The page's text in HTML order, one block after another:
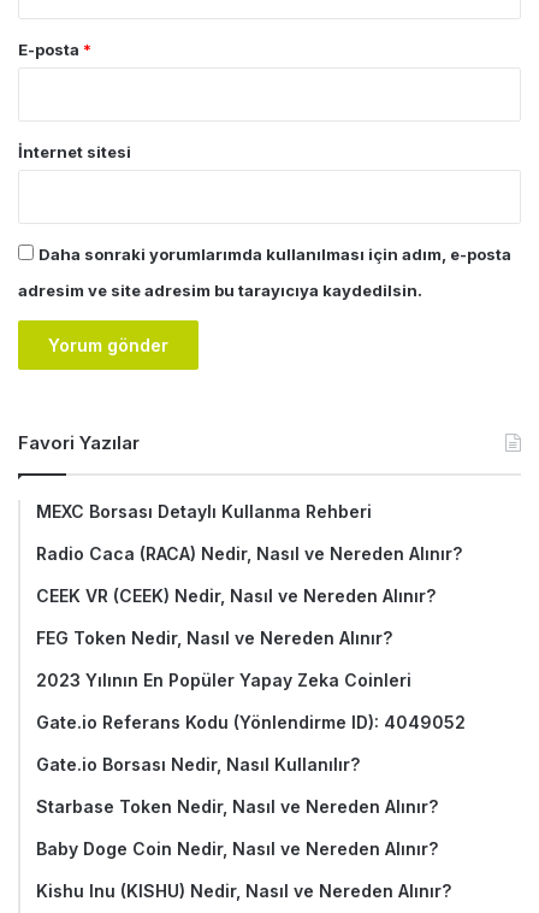
E-posta *
İnternet sitesi
Daha sonraki yorumlarımda kullanılması için adım, e-posta
adresim ve site adresim bu tarayıcıya kaydedilsin.
Favori Yazılar
MEXC Borsası Detaylı Kullanma Rehberi
Radio Caca (RACA) Nedir, Nasıl ve Nereden Alınır?
CEEK VR (CEEK) Nedir, Nasıl ve Nereden Alınır?
FEG Token Nedir, Nasıl ve Nereden Alınır?
2023 Yılının En Popüler Yapay Zeka Coinleri
Gate.io Referans Kodu (Yönlendirme ID): 4049052
Gate.io Borsası Nedir, Nasıl Kullanılır?
Starbase Token Nedir, Nasıl ve Nereden Alınır?
Baby Doge Coin Nedir, Nasıl ve Nereden Alınır?
Kishu Inu (KISHU) Nedir, Nasıl ve Nereden Alınır?